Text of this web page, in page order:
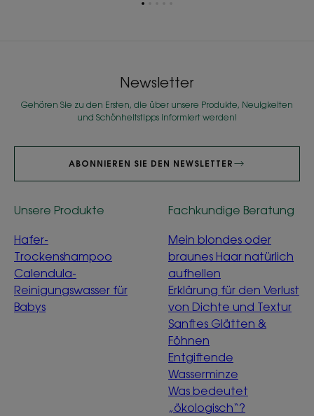
Zum
Newsletter
Gehören Sie zu den Ersten, die über unsere Produkte, Neuigkeiten
und Schönheitstipps informiert werden!
ABONNIEREN SIE DEN NEWSLETTER
Unsere Produkte
Hafer-
Trockenshampoo
Calendula-
Reinigungswasser für
Babys
Fachkundige Beratung
Mein blondes oder
braunes Haar natürlich
aufhellen
Erklärung für den Verlust
von Dichte und Textur
Sanftes Glätten &
Föhnen
Entgiftende
Wasserminze
Was bedeutet
„ökologisch“?